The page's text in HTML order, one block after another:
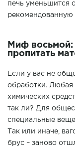
печь уменьшится
Миф восьмой:
пропитать
Если у вас не
обработки. Любая
химических
так ли? Для
специальные
Так или иначе,
брус – заново